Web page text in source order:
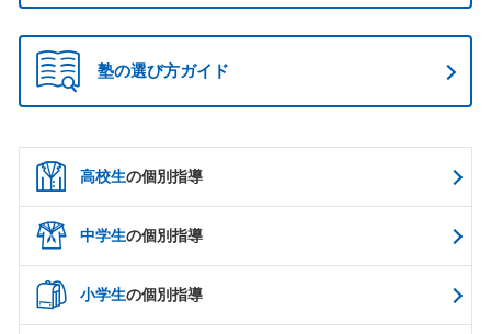
塾の選び方ガイド
高校生の個別指導
中学生の個別指導
小学生の個別指導